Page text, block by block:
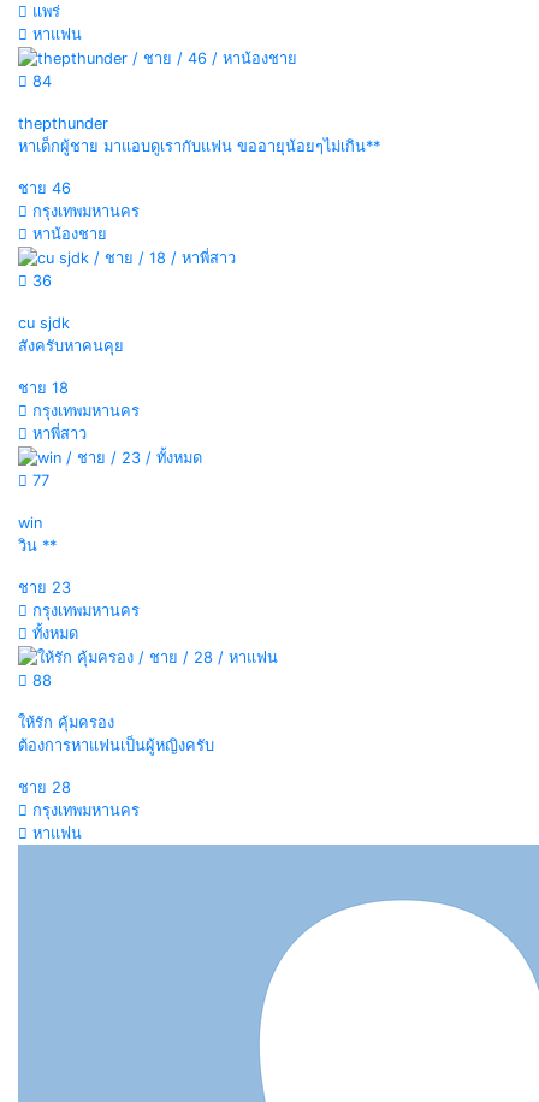
แพร่
หาแฟน
84
thepthunder
หาเด็กผู้ชาย มาแอบดูเรากับแฟน ขออายุน้อยๆไม่เกิน**
ชาย 46
กรุงเทพมหานคร
หาน้องชาย
36
cu sjdk
สังครับหาคนคุย
ชาย 18
กรุงเทพมหานคร
หาพี่สาว
77
win
วิน **
ชาย 23
กรุงเทพมหานคร
ทั้งหมด
88
ให้รัก คุ้มครอง
ต้องการหาแฟนเป็นผู้หญิงครับ
ชาย 28
กรุงเทพมหานคร
หาแฟน